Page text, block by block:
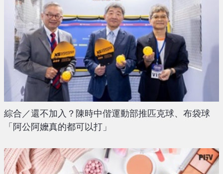
綜合／還不加入？陳時中偕運動部推匹克球、布袋球
「阿公阿嬤真的都可以打」